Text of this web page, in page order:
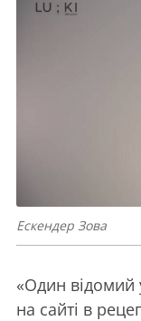
Ескендер Зова
«Один відомий
на сайті в